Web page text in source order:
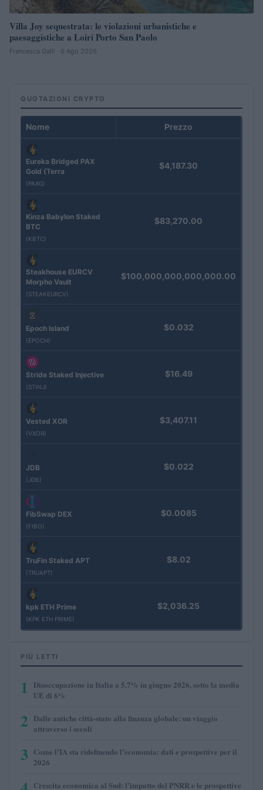
Villa Joy sequestrata: le violazioni urbanistiche e
paesaggistiche a Loiri Porto San Paolo
Francesca Galli · 6 Ago 2026
QUOTAZIONI CRYPTO
Nome Prezzo
Eureka Bridged PAX
Gold (Terra
(PAXG)
$4,187.30
Kinza Babylon Staked
BTC
(KBTC)
$83,270.00
Steakhouse EURCV
Morpho Vault
(STEAKEURCV)
$100,000,000,000,000.00
Epoch Island
(EPOCH)
$0.032
Stride Staked Injective
(STINJ)
$16.49
Vested XOR
(VXOR)
$3,407.11
JDB
(JDB)
$0.022
FibSwap DEX
(FIBO)
$0.0085
TruFin Staked APT
(TRUAPT)
$8.02
kpk ETH Prime
(KPK ETH PRIME)
$2,036.25
PIÙ LETTI
1
Disoccupazione in Italia a 5,7% in giugno 2026, sotto la media
UE di 6%
2 Dalle antiche città-stato alla finanza globale: un viaggio
attraverso i secoli
3 Come l’IA sta ridefinendo l’economia: dati e prospettive per il
2026
Crescita economica al Sud: l’impatto del PNRR e le prospettive